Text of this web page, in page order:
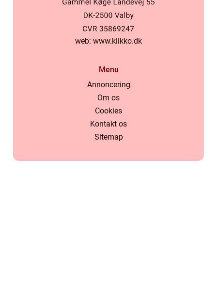
web: www.klikko.dk
Menu
Annoncering
Om os
Cookies
Kontakt os
Sitemap